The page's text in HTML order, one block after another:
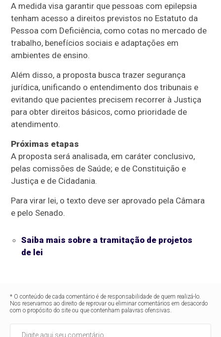
A medida visa garantir que pessoas com epilepsia
tenham acesso a direitos previstos no Estatuto da
Pessoa com Deficiência, como cotas no mercado de
trabalho, benefícios sociais e adaptações em
ambientes de ensino.
Além disso, a proposta busca trazer segurança
jurídica, unificando o entendimento dos tribunais e
evitando que pacientes precisem recorrer à Justiça
para obter direitos básicos, como prioridade de
atendimento.
Próximas etapas
A proposta será analisada, em caráter conclusivo,
pelas comissões de Saúde; e de Constituição e
Justiça e de Cidadania.
Para virar lei, o texto deve ser aprovado pela Câmara
e pelo Senado.
Saiba mais sobre a tramitação de projetos
de lei
* O conteúdo de cada comentário é de responsabilidade de quem realizá-lo.
Nos reservamos ao direito de reprovar ou eliminar comentários em desacordo
com o propósito do site ou que contenham palavras ofensivas.